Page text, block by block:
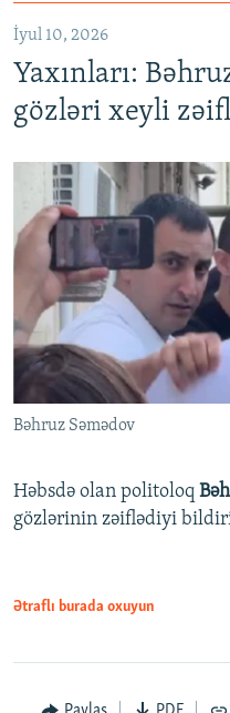
İyul 10, 2026
Yaxınları:
gözləri xeyli
Bəhruz Səmədov
Həbsdə olan politoloq
gözlərinin zəiflədiyi
Ətraflı burada oxuyun